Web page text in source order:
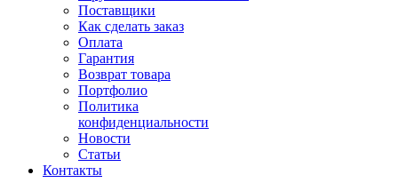
Поставщики
Как сделать заказ
Оплата
Гарантия
Возврат товара
Портфолио
Политика
конфиденциальности
Новости
Статьи
Контакты